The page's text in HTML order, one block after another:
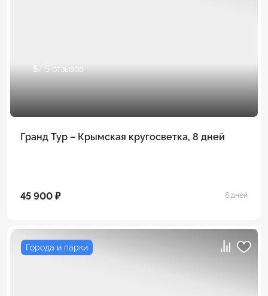
5/ 5 отзывов
Гранд Тур – Крымская кругосветка, 8 дней
45 900 ₽ 8 дней
Города и парки